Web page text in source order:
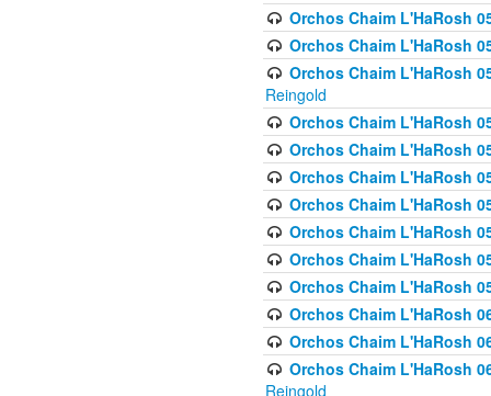
Orchos Chaim L'HaRosh
Orchos Chaim L'HaRosh
Orchos Chaim L'HaRosh
Reingold
Orchos Chaim L'HaRosh
Orchos Chaim L'HaRosh
Orchos Chaim L'HaRosh
Orchos Chaim L'HaRosh
Orchos Chaim L'HaRosh
Orchos Chaim L'HaRosh
Orchos Chaim L'HaRosh
Orchos Chaim L'HaRosh
Orchos Chaim L'HaRosh
Orchos Chaim L'HaRosh
Reingold